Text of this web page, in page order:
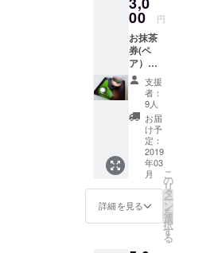
00 円
お抹茶
券(ペ
ア）
は、
コー
ヒー・
ジェ
ラート
へ変更
も可能
です。
支援
者：
9人
お届
け予
定：
2019
年03
月
詳細を見る
こ
の
リ
タ
ー
ン
を
選
択
す
る